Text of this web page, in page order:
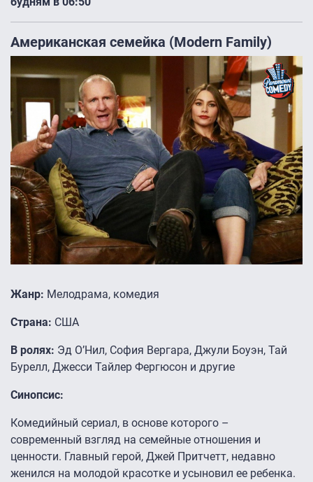
Американская семейка (Modern Family)
Жанр: Мелодрама, комедия
Страна: США
В ролях: Эд О’Нил, София Вергара, Джули Боуэн, Тай
Бурелл, Джесси Тайлер Фергюсон и другие
Синопсис:
Комедийный сериал, в основе которого –
современный взгляд на семейные отношения и
ценности. Главный герой, Джей Притчетт, недавно
женился на молодой красотке и усыновил ее ребенка.